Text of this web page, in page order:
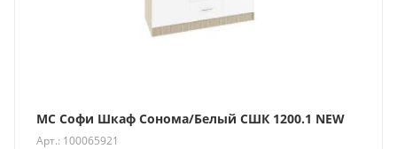
МС Софи Шкаф Сонома/Белый СШК 1200.1 NEW
Арт.: 100065921